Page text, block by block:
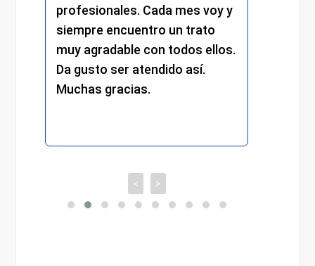
Cada mes voy y
encuentro un trato
con todos ellos.
ser atendido así.
respetuoso. Se nota el
compromiso y la
cada detalle. Sin duda,
experiencia muy
< >